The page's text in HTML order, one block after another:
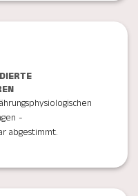
-
abgestimmt.